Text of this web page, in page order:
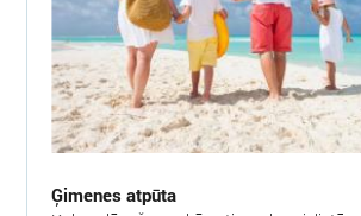
Ģimenes atpūta